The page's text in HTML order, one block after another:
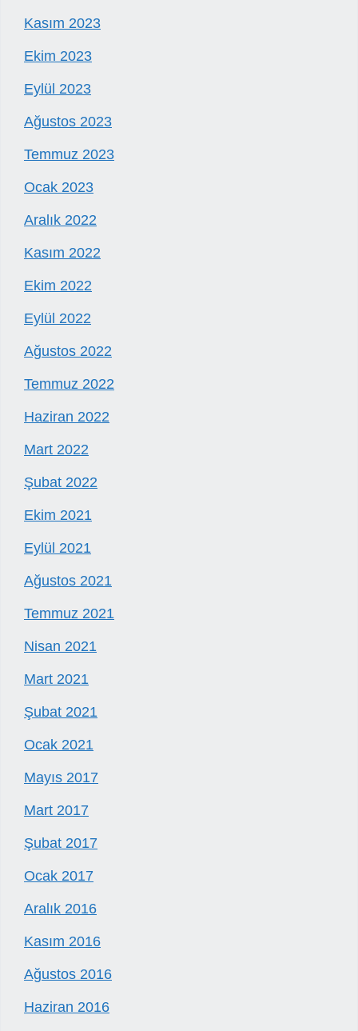
Kasım 2023
Ekim 2023
Eylül 2023
Ağustos 2023
Temmuz 2023
Ocak 2023
Aralık 2022
Kasım 2022
Ekim 2022
Eylül 2022
Ağustos 2022
Temmuz 2022
Haziran 2022
Mart 2022
Şubat 2022
Ekim 2021
Eylül 2021
Ağustos 2021
Temmuz 2021
Nisan 2021
Mart 2021
Şubat 2021
Ocak 2021
Mayıs 2017
Mart 2017
Şubat 2017
Ocak 2017
Aralık 2016
Kasım 2016
Ağustos 2016
Haziran 2016